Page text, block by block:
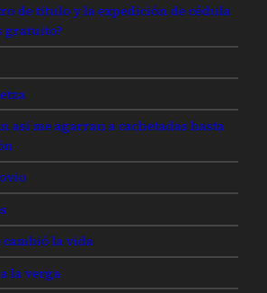
de título y la expedición de cédula
gratuito?
así me agarran a cachetadas hasta
la vida
la verga